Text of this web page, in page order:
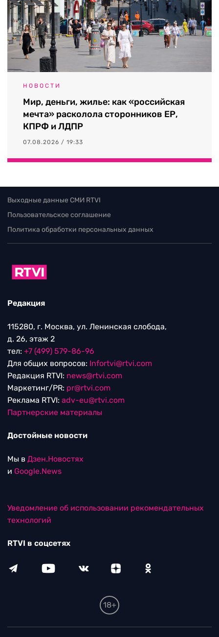
НОВОСТИ
Мир, деньги, жилье: как «российская
мечта» расколола сторонников ЕР,
КПРФ и ЛДПР
07.08.2026 / 19:33
Выходные данные СМИ RTVI
Пользовательское соглашение
Политика обработки персональных данных
Редакция
115280, г. Москва, ул. Ленинская слобода,
д. 26, этаж 2
тел: +7 (499) 579-86-96
Для общих вопросов: Infortvi@rtvi.com
Редакция RTVI: news@rtvi.com
Маркетинг/PR: pr@rtvi.com
Реклама RTVI: adv-eu@rtvi.com
Партнерские материалы
Достойные новости
Мы в Дзен.Новостях
и Google.News
Уведомление об использовании рекомендательных
технологий
RTVI в соцсетях
18+